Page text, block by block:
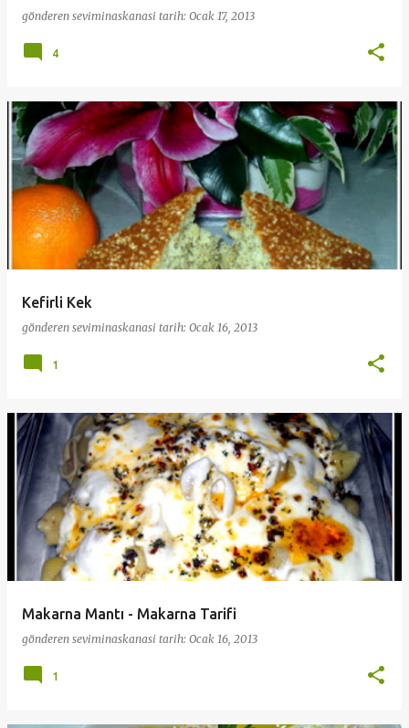
gönderen seviminaskanasi tarih: Ocak 17, 2013
4
Kefirli Kek
gönderen seviminaskanasi tarih: Ocak 16, 2013
1
Makarna Mantı - Makarna Tarifi
gönderen seviminaskanasi tarih: Ocak 16, 2013
1